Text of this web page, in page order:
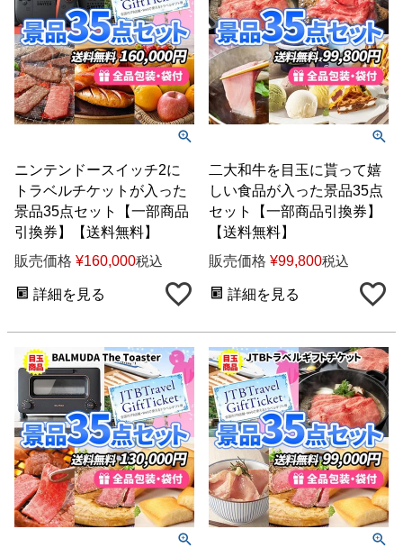
ニンテンドースイッチ2に
トラベルチケットが入った
景品35点セット【一部商品
引換券】【送料無料】
販売価格 ¥160,000税込
詳細を見る
二大和牛を目玉に貰って嬉
しい食品が入った景品35点
セット【一部商品引換券】
【送料無料】
販売価格 ¥99,800税込
詳細を見る